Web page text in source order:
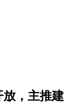
放，主推建